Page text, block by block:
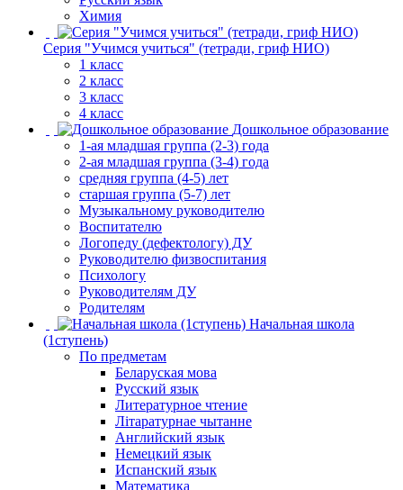
Химия
Серия "Учимся учиться" (тетради, гриф НИО)
1 класс
2 класс
3 класс
4 класс
Дошкольное образование
1-ая младшая группа (2-3) года
2-ая младшая группа (3-4) года
средняя группа (4-5) лет
старшая группа (5-7) лет
Музыкальному руководителю
Воспитателю
Логопеду (дефектологу) ДУ
Руководителю физвоспитания
Психологу
Руководителям ДУ
Родителям
Начальная школа
(1ступень)
По предметам
Беларуская мова
Русский язык
Литературное чтение
Літаратурнае чытанне
Английский язык
Немецкий язык
Испанский язык
Математика